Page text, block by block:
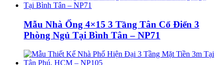
Mẫu Nhà Ống 4×15 3 Tầng Tân Cổ Điển 3
Phòng Ngủ Tại Bình Tân – NP71